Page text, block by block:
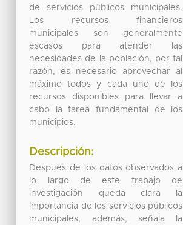
de servicios públicos municipales.
Los recursos financieros
municipales son generalmente
escasos para atender las
necesidades de la población, por tal
razón, es necesario aprovechar al
máximo todos y cada uno de los
recursos disponibles para llevar a
cabo la tarea fundamental de los
municipios.
Descripción:
Después de los datos observados a
lo largo de este trabajo de
investigación queda clara la
importancia de los servicios públicos
municipales, además, señala la